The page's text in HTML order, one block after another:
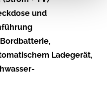
und
Ladegerät,